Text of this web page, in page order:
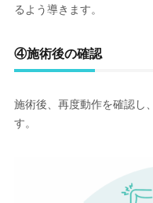
るよう導きます。
④施術後の確認
施術後、再度動作を確認し
す。